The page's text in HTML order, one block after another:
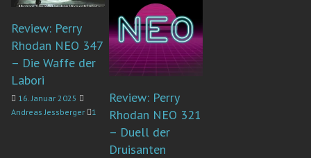
Review: Perry
Rhodan NEO 347
– Die Waffe der
Labori
16. Januar 2025
Andreas Jessberger
1
Review: Perry
Rhodan NEO 321
– Duell der
Druisanten